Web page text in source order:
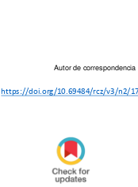
Autor de correspondencia
https://doi.org/10.69484/rcz/v3/n2/17